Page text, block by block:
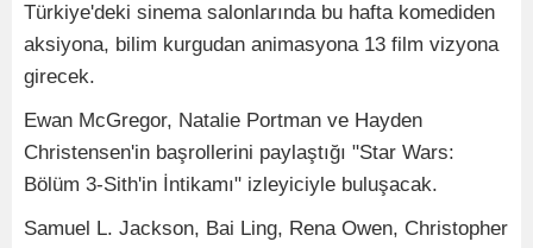
Türkiye'deki sinema salonlarında bu hafta komediden
aksiyona, bilim kurgudan animasyona 13 film vizyona
girecek.
Ewan McGregor, Natalie Portman ve Hayden
Christensen'in başrollerini paylaştığı "Star Wars:
Bölüm 3-Sith'in İntikamı" izleyiciyle buluşacak.
Samuel L. Jackson, Bai Ling, Rena Owen, Christopher